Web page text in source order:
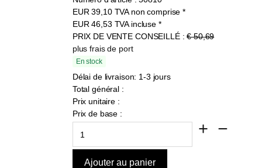
EUR39,10 TVA non comprise *
EUR46,53 TVA incluse *
PRIX DE VENTE CONSEILLÉ :€ 50,69
plus frais de port
En stock
Délai de livraison: 1-3 jours
Total général :
Prix unitaire :
Prix de base :